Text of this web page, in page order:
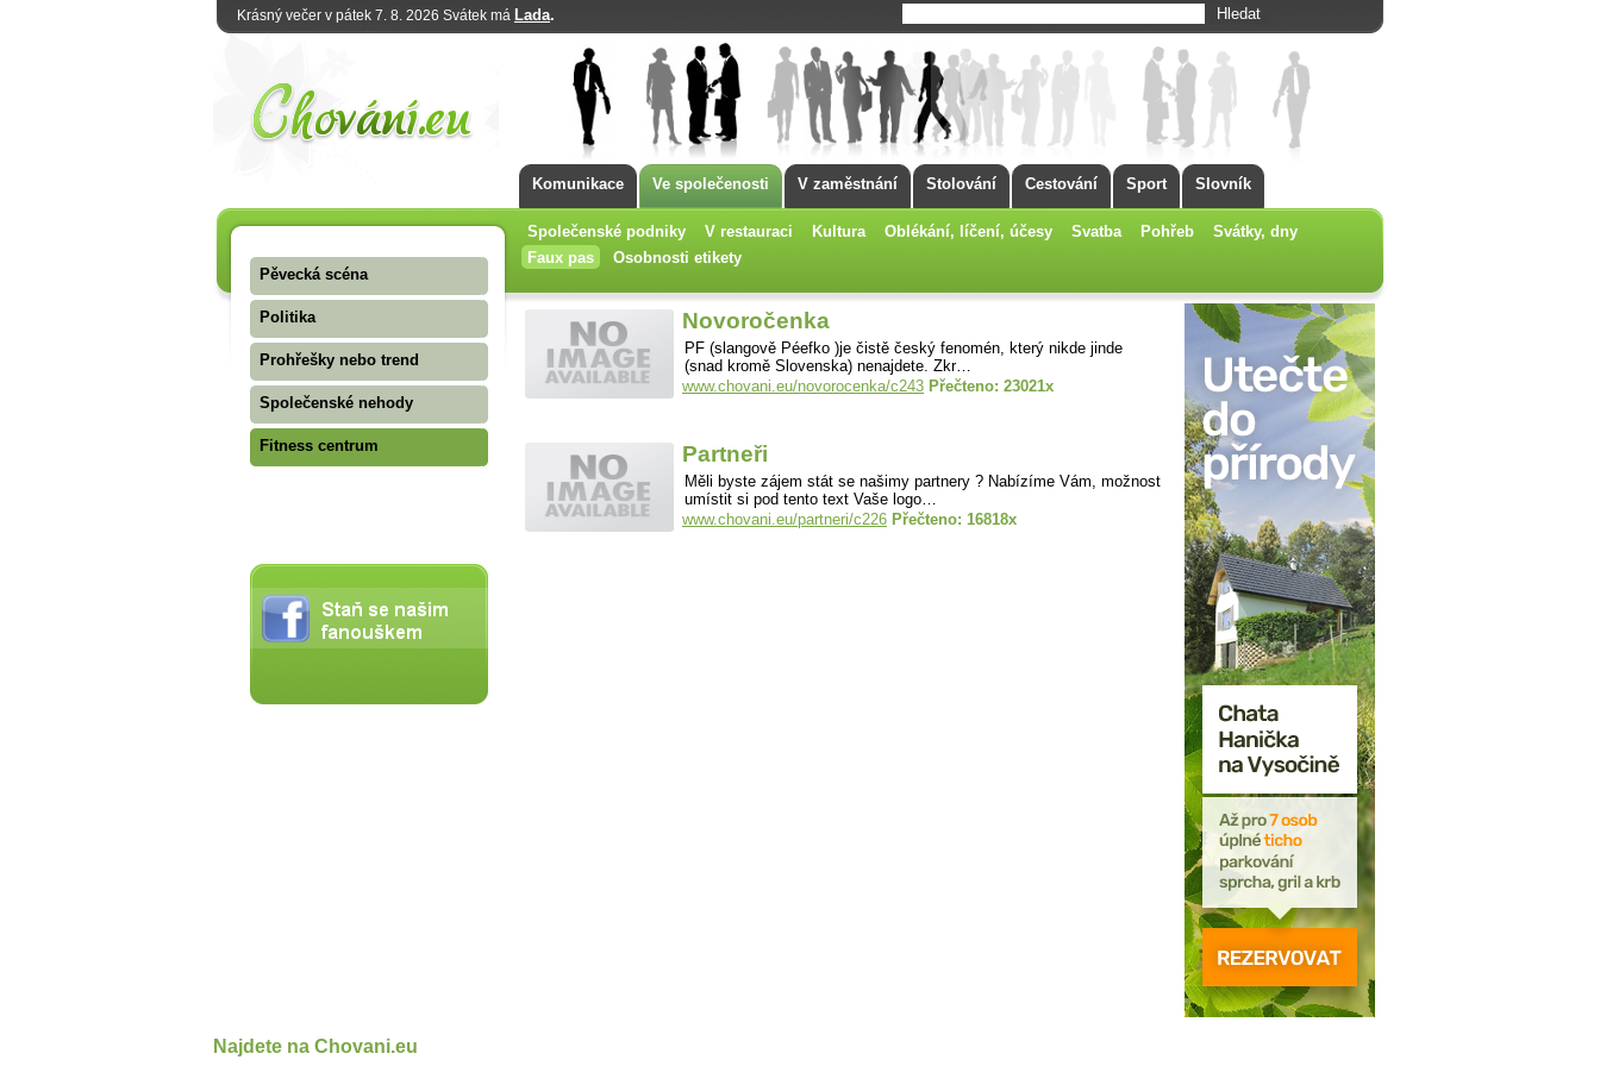
Krásný večer v pátek 7. 8. 2026 Svátek má Lada.
Komunikace Ve společenosti V zaměstnání Stolování Cestování Sport Slovník
Společenské podniky V restauraci Kultura Oblékání, líčení, účesy Svatba Pohřeb
Svátky, dny
Faux pas
Osobnosti etikety
Pěvecká scéna
Politika
Prohřešky nebo trend
Společenské nehody
Fitness centrum
Novoročenka
PF (slangově Péefko )je čistě český fenomén, který nikde jinde
(snad kromě Slovenska) nenajdete. Zkr…
www.chovani.eu/novorocenka/c243 Přečteno: 23021x
Partneři
Měli byste zájem stát se našimy partnery ? Nabízíme Vám, možnost
umístit si pod tento text Vaše logo…
www.chovani.eu/partneri/c226 Přečteno: 16818x
Najdete na Chovani.eu